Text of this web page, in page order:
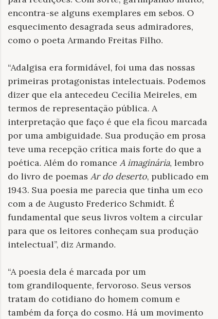
encontra-se alguns exemplares em sebos. O
esquecimento desagrada seus admiradores,
como o poeta Armando Freitas Filho.
“Adalgisa era formidável, foi uma das nossas
primeiras protagonistas intelectuais. Podemos
dizer que ela antecedeu Cecília Meireles, em
termos de representação pública. A
interpretação que faço é que ela ficou marcada
por uma ambiguidade. Sua produção em prosa
teve uma recepção crítica mais forte do que a
poética. Além do romance A imaginária, lembro
do livro de poemas Ar do deserto, publicado em
1943. Sua poesia me parecia que tinha um eco
com a de Augusto Frederico Schmidt. É
fundamental que seus livros voltem a circular
para que os leitores conheçam sua produção
intelectual”, diz Armando.
“A poesia dela é marcada por um
tom grandiloquente, fervoroso. Seus versos
tratam do cotidiano do homem comum e
também da força do cosmo. Há um movimento